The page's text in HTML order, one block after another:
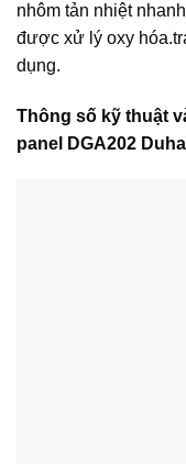
nhôm tản nhiệt
được xử lý oxy
dụng.
Thông số kỹ thuật
panel DGA202